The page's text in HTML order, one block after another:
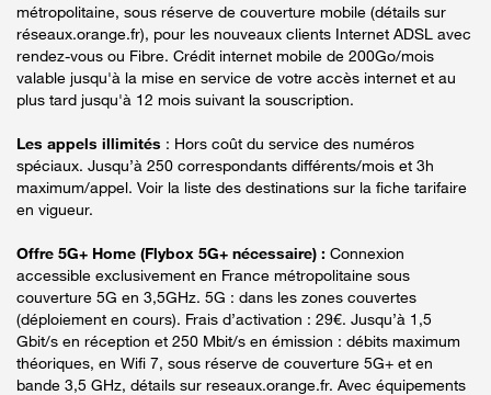
métropolitaine, sous réserve de couverture mobile (détails sur
réseaux.orange.fr), pour les nouveaux clients Internet ADSL avec
rendez-vous ou Fibre. Crédit internet mobile de 200Go/mois
valable jusqu'à la mise en service de votre accès internet et au
plus tard jusqu'à 12 mois suivant la souscription.
Les appels illimités : Hors coût du service des numéros
spéciaux. Jusqu’à 250 correspondants différents/mois et 3h
maximum/appel. Voir la liste des destinations sur la fiche tarifaire
en vigueur.
Offre 5G+ Home (Flybox 5G+ nécessaire) : Connexion
accessible exclusivement en France métropolitaine sous
couverture 5G en 3,5GHz. 5G : dans les zones couvertes
(déploiement en cours). Frais d’activation : 29€. Jusqu’à 1,5
Gbit/s en réception et 250 Mbit/s en émission : débits maximum
théoriques, en Wifi 7, sous réserve de couverture 5G+ et en
bande 3,5 GHz, détails sur reseaux.orange.fr. Avec équipements